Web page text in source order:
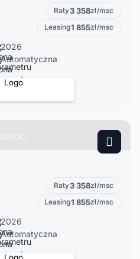
Raty3 358zł/msc
Leasing1 855zł/msc
2026
Automatyczna
Raty3 358zł/msc
Leasing1 855zł/msc
2026
Automatyczna